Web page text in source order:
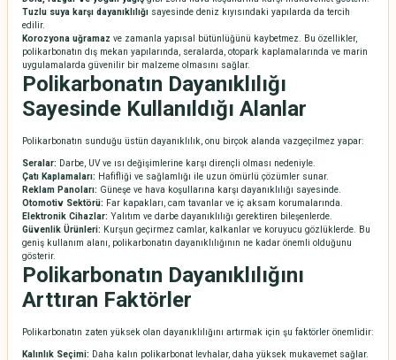
Tuzlu suya karşı dayanıklılığı sayesinde deniz kıyısındaki yapılarda da tercih
edilir.
Korozyona uğramaz ve zamanla yapısal bütünlüğünü kaybetmez. Bu özellikler,
polikarbonatın dış mekan yapılarında, seralarda, otopark kaplamalarında ve marin
uygulamalarda güvenilir bir malzeme olmasını sağlar.
Polikarbonatın Dayanıklılığı
Sayesinde Kullanıldığı Alanlar
Polikarbonatın sunduğu üstün dayanıklılık, onu birçok alanda vazgeçilmez yapar:
Seralar: Darbe, UV ve ısı değişimlerine karşı dirençli olması nedeniyle.
Çatı Kaplamaları: Hafifliği ve sağlamlığı ile uzun ömürlü çözümler sunar.
Reklam Panoları: Güneşe ve hava koşullarına karşı dayanıklılığı sayesinde.
Otomotiv Sektörü: Far kapakları, cam tavanlar ve iç aksam korumalarında.
Elektronik Cihazlar: Yalıtım ve darbe dayanıklılığı gerektiren bileşenlerde.
Güvenlik Ürünleri: Kurşun geçirmez camlar, kalkanlar ve koruyucu gözlüklerde. Bu
geniş kullanım alanı, polikarbonatın dayanıklılığının ne kadar önemli olduğunu
gösterir.
Polikarbonatın Dayanıklılığını
Arttıran Faktörler
Polikarbonatın zaten yüksek olan dayanıklılığını artırmak için şu faktörler önemlidir:
Kalınlık Seçimi: Daha kalın polikarbonat levhalar, daha yüksek mukavemet sağlar.